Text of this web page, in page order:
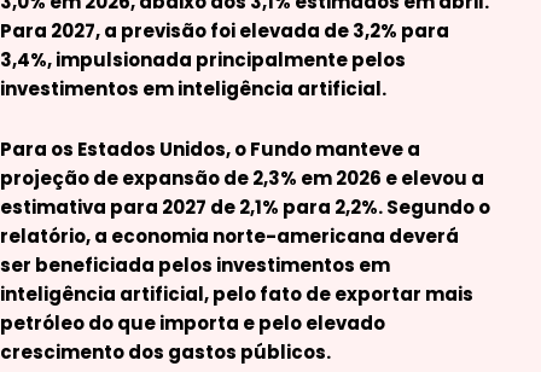
Para 2027, a previsão foi elevada de 3,2% para
3,4%, impulsionada principalmente pelos
investimentos em inteligência artificial.
Para os Estados Unidos, o Fundo manteve a
projeção de expansão de 2,3% em 2026 e elevou a
estimativa para 2027 de 2,1% para 2,2%. Segundo o
relatório, a economia norte-americana deverá
ser beneficiada pelos investimentos em
inteligência artificial, pelo fato de exportar mais
petróleo do que importa e pelo elevado
crescimento dos gastos públicos.